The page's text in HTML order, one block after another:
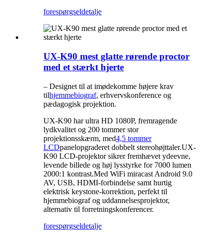
forespørgseldetalje
UX-K90 mest glatte rørende proctor
med et stærkt hjerte
– Designet til at imødekomme højere krav
tilhjemmebiograf, erhvervskonference og
pædagogisk projektion.
UX-K90 har ultra HD 1080P, fremragende
lydkvalitet og 200 tommer stor
projektionsskærm, med4,5 tommer
LCDpanelopgraderet dobbelt stereohøjttaler.UX-
K90 LCD-projektor sikrer fremhævet ydeevne,
levende billede og høj lysstyrke for 7000 lumen
2000:1 kontrast.Med WiFi miracast Android 9.0
AV, USB, HDMI-forbindelse samt hurtig
elektrisk keystone-korrektion, perfekt til
hjemmebiograf og uddannelsesprojektor,
alternativ til forretningskonferencer.
forespørgseldetalje